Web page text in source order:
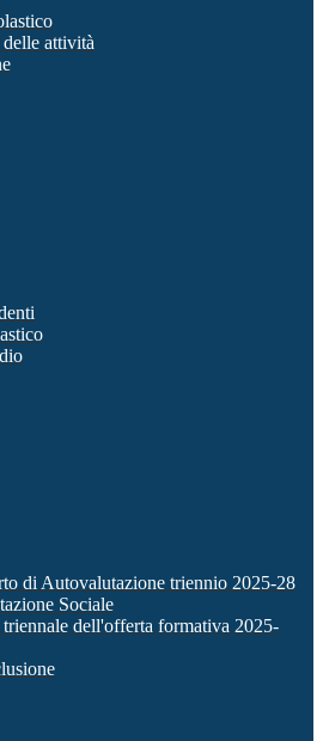
attività
di Autovalutazione triennio 2025-28
Sociale
dell'offerta formativa 2025-